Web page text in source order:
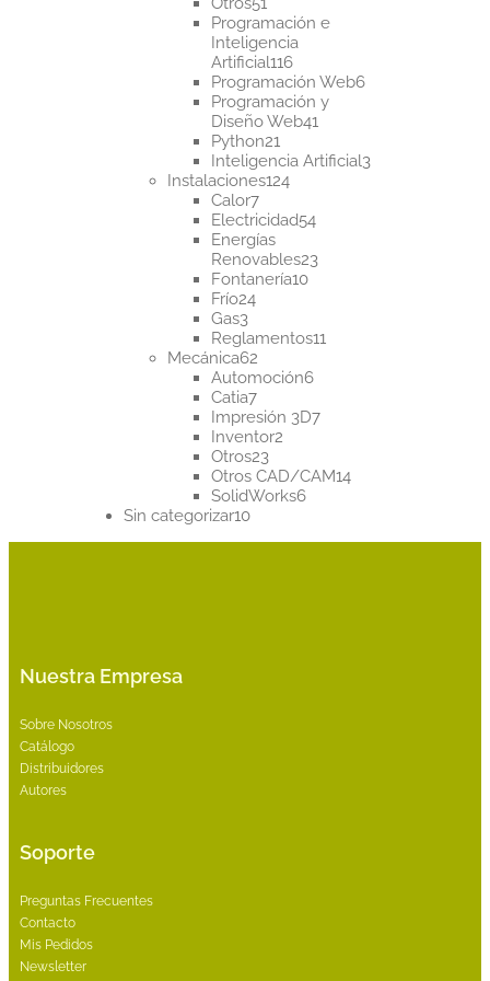
productos
Programación e
Inteligencia
Artificial116116
productos
Programación Web66
Programación y
Diseño Web4141
Python2121
productos
Inteligencia Artificial33
Instalaciones124124
Calor77
productos
Electricidad5454
Energías
Renovables2323
Fontanería1010
Frío2424
Gas33
productos
Reglamentos1111
Mecánica6262
productos
Automoción66
Catia77
productos
Impresión 3D77
Inventor22
Otros2323
productos
Otros CAD/CAM1414
SolidWorks66
Sin categorizar1010
Nuestra Empresa
Sobre Nosotros
Catálogo
Distribuidores
Autores
Soporte
Preguntas Frecuentes
Contacto
Mis Pedidos
Newsletter